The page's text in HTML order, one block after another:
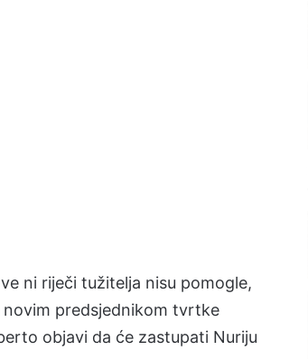
ni riječi tužitelja nisu pomogle,
novim predsjednikom tvrtke
objavi da će zastupati Nuriju